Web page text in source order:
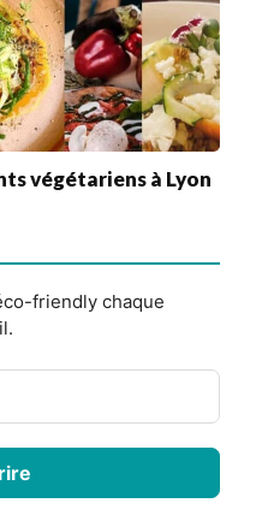
végétariens à Lyon
friendly chaque